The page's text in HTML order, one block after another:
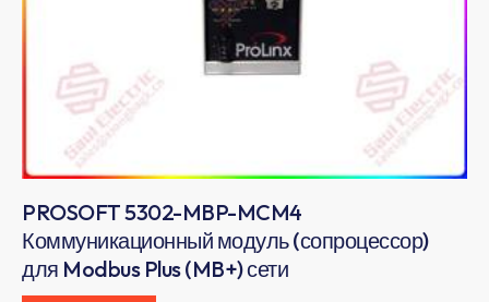
PROSOFT 5302-MBP-MCM4
Коммуникационный модуль (сопроцессор)
для Modbus Plus (MB+) сети